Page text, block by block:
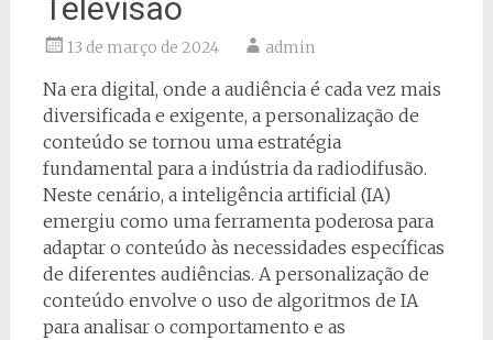
Televisão
13 de março de 2024 admin
Na era digital, onde a audiência é cada vez mais
diversificada e exigente, a personalização de
conteúdo se tornou uma estratégia
fundamental para a indústria da radiodifusão.
Neste cenário, a inteligência artificial (IA)
emergiu como uma ferramenta poderosa para
adaptar o conteúdo às necessidades específicas
de diferentes audiências. A personalização de
conteúdo envolve o uso de algoritmos de IA
para analisar o comportamento e as